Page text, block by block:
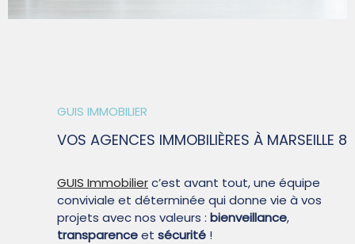
CONTACT
GUIS IMMOBILIER
VOS AGENCES IMMOBILIÈRES À MARSEILLE 8
GUIS Immobilierc’est avant tout, une équipe
conviviale et déterminée qui donne vie à vos
projets avec nos valeurs : bienveillance,
transparenceet sécurité !